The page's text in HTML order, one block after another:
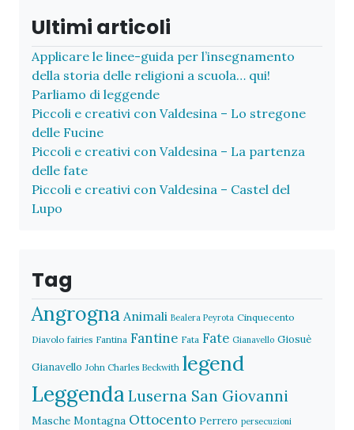
Ultimi articoli
Applicare le linee-guida per l’insegnamento
della storia delle religioni a scuola… qui!
Parliamo di leggende
Piccoli e creativi con Valdesina – Lo stregone
delle Fucine
Piccoli e creativi con Valdesina – La partenza
delle fate
Piccoli e creativi con Valdesina – Castel del
Lupo
Tag
Angrogna Animali Bealera Peyrota Cinquecento
Diavolo fairies Fantina Fantine Fata Fate Gianavello Giosuè
Gianavello John Charles Beckwith legend
Leggenda Luserna San Giovanni
Masche Montagna Ottocento Perrero persecuzioni